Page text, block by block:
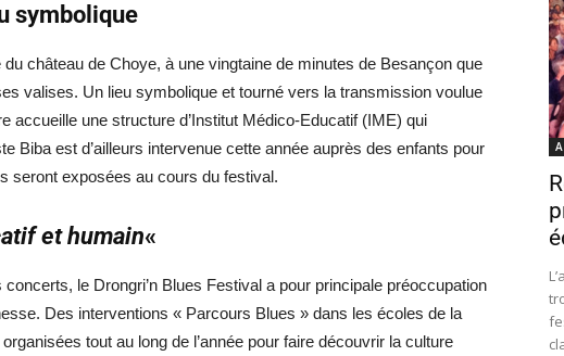
symbolique
du château de Choye, à une vingtaine de minutes de Besançon que
valises. Un lieu symbolique et tourné vers la transmission voulue
accueille une structure d’Institut Médico-Educatif (IME) qui
Biba est d’ailleurs intervenue cette année auprès des enfants pour
seront exposées au cours du festival.
et humain«
le Drongri’n Blues Festival a pour principale préoccupation
Des interventions « Parcours Blues » dans les écoles de la
tout au long de l’année pour faire découvrir la culture